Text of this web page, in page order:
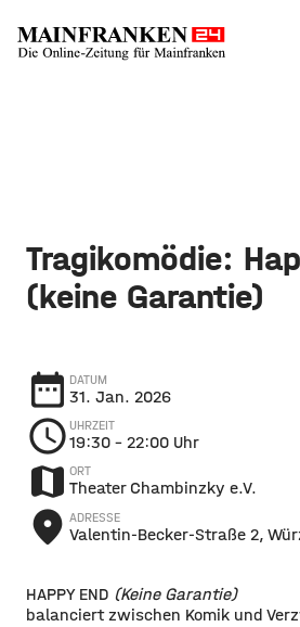
Tragikomödie:
(keine Garantie)
date_range DATUM
31. Jan. 2026
schedule UHRZEIT
19:30 – 22:00 Uhr
map ORT
Theater Chambinzky e.V.
place ADRESSE
Valentin-Becker-Straße 2,
HAPPY END (Keine Garantie)
balanciert zwischen Komik und